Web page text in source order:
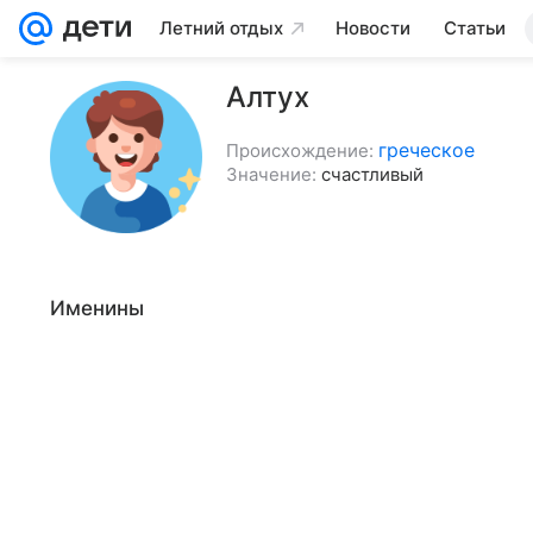
Летний отдых Новости Статьи
Алтух
Происхождение: греческое
Значение: счастливый
Именины